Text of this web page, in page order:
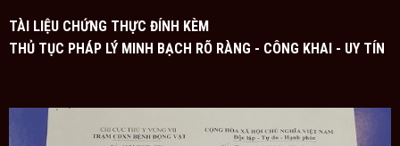
Đáp: Tổ yến làm sạch (yến tinh chế) là tổ yến đã được
xử lý kỹ càng bằng dụng cụ làm sạch tổ yến. Nhờ đó
nhưng trọng lượng nặng hơn. Mỗi tổ yến tinh chế nặng
từ 8-10g và chỉ nở ra thêm ½ khi ngâm với nước.
TÀI LIỆU CHỨNG THỰC ĐÍNH KÈM
THỦ TỤC PHÁP LÝ MINH BẠCH RÕ RÀNG - CÔNG KHAI - UY TÍN